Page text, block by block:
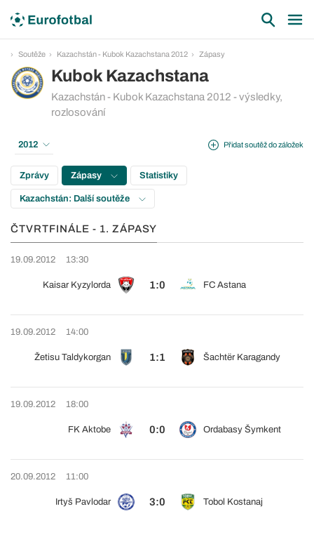
Soutěže Kazachstán - Kubok Kazachstana 2012 Zápasy
Kubok Kazachstana
Kazachstán - Kubok Kazachstana 2012 - výsledky,
rozlosování
Přidat soutěž do záložek
2012
Zprávy Zápasy Statistiky
Kazachstán: Další soutěže
ČTVRTFINÁLE - 1. ZÁPASY
19.09.2012 13:30
Kaisar Kyzylorda 1:0 FC Astana
19.09.2012 14:00
Žetisu Taldykorgan 1:1 Šachtër Karagandy
19.09.2012 18:00
FK Aktobe 0:0 Ordabasy Šymkent
20.09.2012 11:00
Irtyš Pavlodar 3:0 Tobol Kostanaj